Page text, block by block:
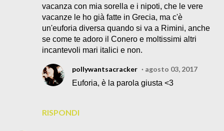
vacanza con mia sorella e i nipoti, che le vere
vacanze le ho già fatte in Grecia, ma c'è
un'euforia diversa quando si va a Rimini, anche
se come te adoro il Conero e moltissimi altri
incantevoli mari italici e non.
RISPONDI
pollywantsacracker
agosto 03, 2017
Euforia, è la parola giusta <3